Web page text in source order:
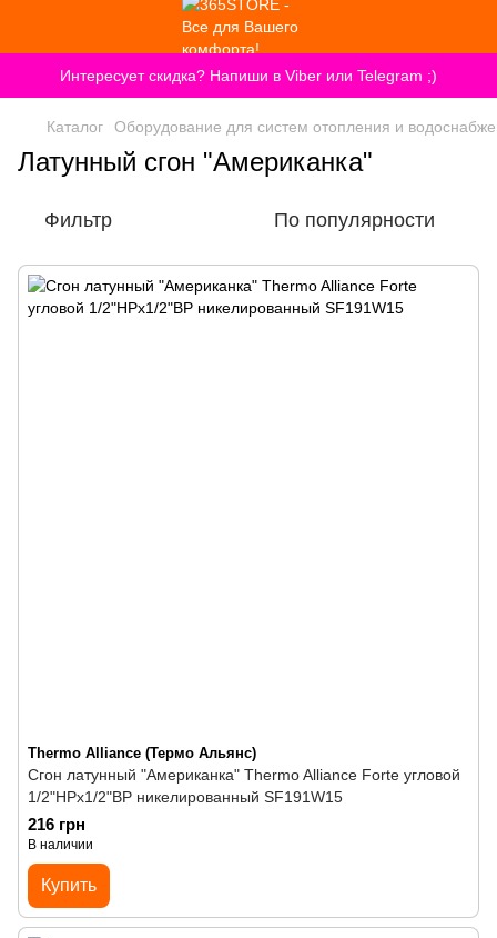
Интересует скидка? Напиши в Viber или Telegram ;)
Каталог Оборудование для систем отопления и
Латунный сгон "Американка"
Фильтр По популярности
Thermo Alliance (Термо Альянс)
Сгон латунный "Американка" Thermo Alliance Forte угловой
1/2"НРх1/2"ВР никелированный SF191W15
216 грн
В наличии
Купить